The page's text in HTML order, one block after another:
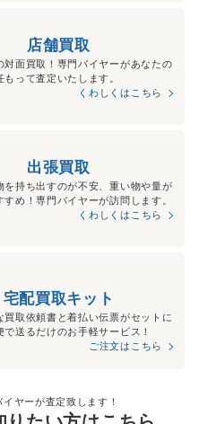
店舗買取
対面買取！専門バイヤーがあなたの
って査定いたします。
くわしくはこちら
出張買取
を持ち出すのが不安、重い物や量が
すめ！専門バイヤーが訪問します。
くわしくはこちら
宅配買取キット
買取依頼書と着払い伝票がセットに
送るだけのお手軽サービス！
ご注文はこちら
ヤーが査定致します！